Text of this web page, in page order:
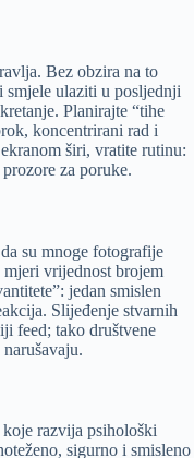
Bez obzira na to
smjele ulaziti u posljednji
Planirajte “tihe
koncentrirani rad i
širi, vratite rutinu:
za poruke.
su mnoge fotografije
mjeri vrijednost brojem
jedan smislen
Slijeđenje stvarnih
feed; tako društvene
razvija psihološki
sigurno i smisleno